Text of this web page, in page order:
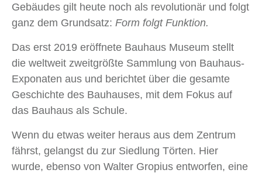
Gebäudes gilt heute noch als revolutionär und folgt
ganz dem Grundsatz: Form folgt Funktion.
Das erst 2019 eröffnete Bauhaus Museum stellt
die weltweit zweitgrößte Sammlung von Bauhaus-
Exponaten aus und berichtet über die gesamte
Geschichte des Bauhauses, mit dem Fokus auf
das Bauhaus als Schule.
Wenn du etwas weiter heraus aus dem Zentrum
fährst, gelangst du zur Siedlung Törten. Hier
wurde, ebenso von Walter Gropius entworfen, eine